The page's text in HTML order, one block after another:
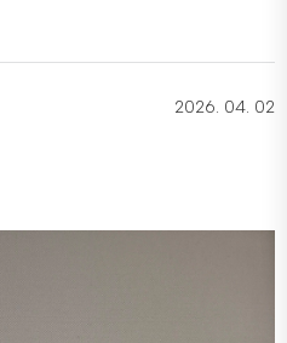
2026. 04. 02